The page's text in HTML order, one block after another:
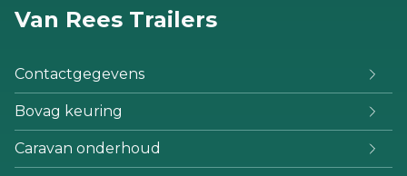
Van Rees Trailers
Contactgegevens
Bovag keuring
Caravan onderhoud